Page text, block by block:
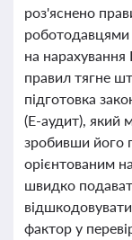
роз'яснено
на
правил тягне
підготовка
(Е-аудит), який
зробивши його
орієнтованим
швидко
фактор у